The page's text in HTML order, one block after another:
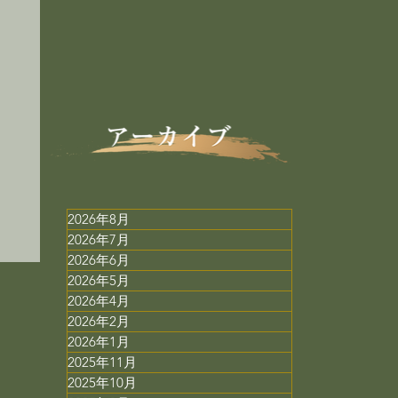
2026年8月
2026年7月
2026年6月
2026年5月
2026年4月
2026年2月
2026年1月
2025年11月
2025年10月